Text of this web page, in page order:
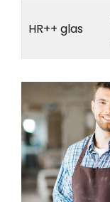
HR++ glas